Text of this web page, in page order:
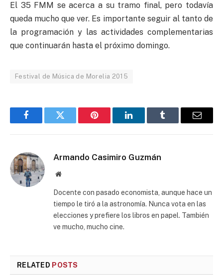
El 35 FMM se acerca a su tramo final, pero todavía
queda mucho que ver. Es importante seguir al tanto de
la programación y las actividades complementarias
que continuarán hasta el próximo domingo.
Festival de Música de Morelia 2015
FacebookTwitter Pinterest LinkedInTumblr Email
Armando Casimiro Guzmán
Website
Docente con pasado economista, aunque hace un
tiempo le tiró a la astronomía. Nunca vota en las
elecciones y prefiere los libros en papel. También
ve mucho, mucho cine.
RELATED POSTS